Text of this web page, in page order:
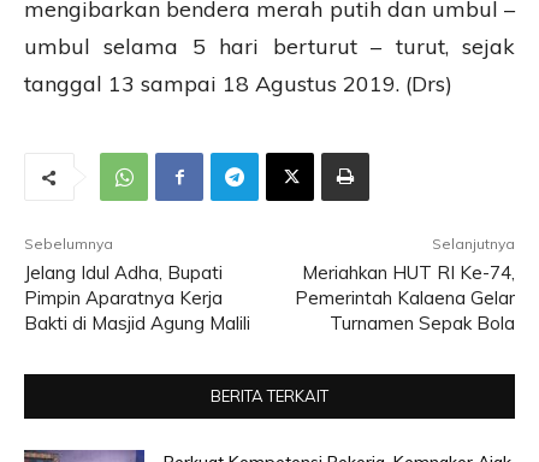
mengibarkan bendera merah putih dan umbul –
umbul selama 5 hari berturut – turut, sejak
tanggal 13 sampai 18 Agustus 2019. (Drs)
Sebelumnya
Jelang Idul Adha, Bupati
Pimpin Aparatnya Kerja
Bakti di Masjid Agung Malili
Selanjutnya
Meriahkan HUT RI Ke-74,
Pemerintah Kalaena Gelar
Turnamen Sepak Bola
BERITA TERKAIT